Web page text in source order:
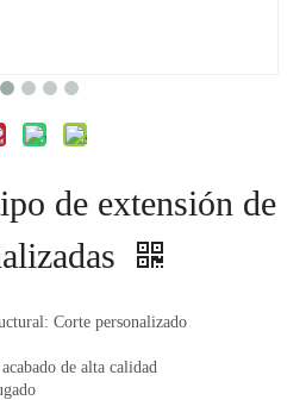
de extensión de
Corte personalizado
de alta calidad